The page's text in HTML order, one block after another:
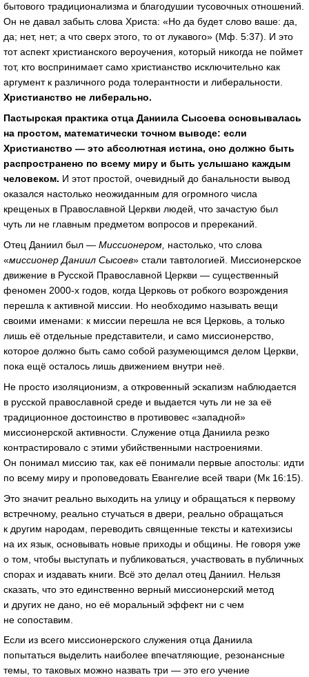
бытового традиционализма и благодушии тусовочных отношений.
Он не давал забыть слова Христа: «Но да будет слово ваше: да,
да; нет, нет; а что сверх этого, то от лукавого» (Мф. 5:37). И это
тот аспект христианского вероучения, который никогда не поймет
тот, кто воспринимает само христианство исключительно как
аргумент к различного рода толерантности и либеральности.
Христианство не либерально.
Пастырская практика отца Даниила Сысоева основывалась
на простом, математически точном выводе: если
Христианство — это абсолютная истина, оно должно быть
распространено по всему миру и быть услышано каждым
человеком. И этот простой, очевидный до банальности вывод
оказался настолько неожиданным для огромного числа
крещеных в Православной Церкви людей, что зачастую был
чуть ли не главным предметом вопросов и пререканий.
Отец Даниил был — Миссионером, настолько, что слова
«миссионер Даниил Сысоев» стали тавтологией. Миссионерское
движение в Русской Православной Церкви — существенный
феномен 2000-х годов, когда Церковь от робкого возрождения
перешла к активной миссии. Но необходимо называть вещи
своими именами: к миссии перешла не вся Церковь, а только
лишь её отдельные представители, и само миссионерство,
которое должно быть само собой разумеющимся делом Церкви,
пока ещё осталось лишь движением внутри неё.
Не просто изоляционизм, а откровенный эскапизм наблюдается
в русской православной среде и выдается чуть ли не за её
традиционное достоинство в противовес «западной»
миссионерской активности. Служение отца Даниила резко
контрастировало с этими убийственными настроениями.
Он понимал миссию так, как её понимали первые апостолы: идти
по всему миру и проповедовать Евангелие всей твари (Мк 16:15).
Это значит реально выходить на улицу и обращаться к первому
встречному, реально стучаться в двери, реально обращаться
к другим народам, переводить священные тексты и катехизисы
на их язык, основывать новые приходы и общины. Не говоря уже
о том, чтобы выступать и публиковаться, участвовать в публичных
спорах и издавать книги. Всё это делал отец Даниил. Нельзя
сказать, что это единственно верный миссионерский метод
и других не дано, но её моральный эффект ни с чем
не сопоставим.
Если из всего миссионерского служения отца Даниила
попытаться выделить наиболее впечатляющие, резонансные
темы, то таковых можно назвать три — это его учение